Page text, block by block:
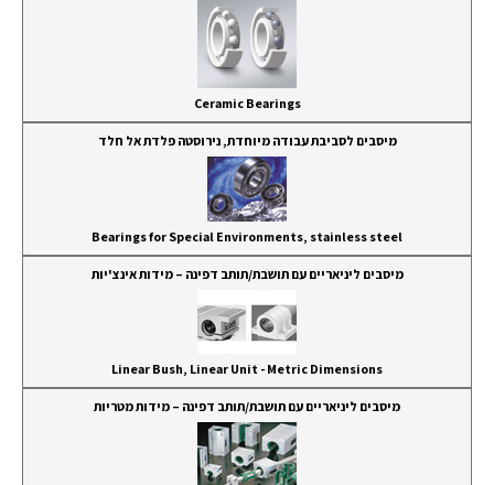
Ceramic Bearings
מיסבים לסביבת עבודה מיוחדת, נירוסטה פלדת אל חלד
Bearings for Special Environments, stainless steel
מיסבים ליניאריים עם תושבת/תותב דפינה – מידות אינצ'יות
Linear Bush, Linear Unit - Metric Dimensions
מיסבים ליניאריים עם תושבת/תותב דפינה – מידות מטריות